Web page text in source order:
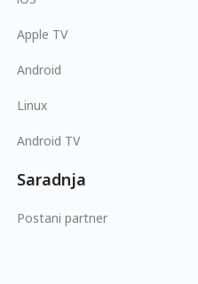
Apple TV
Android
Linux
Android TV
Saradnja
Postani partner